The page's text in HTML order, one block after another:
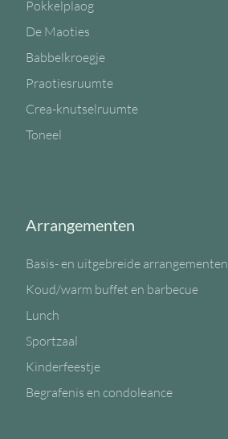
Pokkelplaog
De Maoties
Babbelkroegje
Praotiesruumte
Crea-knutselruumte
Toneel
Arrangementen
Basis- en uitgebreide arrangementen
Koud/warm buffet en barbecue
Lunch
Sportzaal
Kinderfeestje
Begrafenis en condoleance